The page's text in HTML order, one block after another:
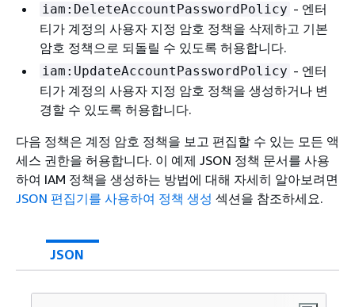
iam:DeleteAccountPasswordPolicy - 엔터
티가 계정의 사용자 지정 암호 정책을 삭제하고 기본
암호 정책으로 되돌릴 수 있도록 허용합니다.
iam:UpdateAccountPasswordPolicy - 엔터
티가 계정의 사용자 지정 암호 정책을 생성하거나 변
경할 수 있도록 허용합니다.
다음 정책은 계정 암호 정책을 보고 편집할 수 있는 모든 액
세스 권한을 허용합니다. 이 예제 JSON 정책 문서를 사용
하여 IAM 정책을 생성하는 방법에 대해 자세히 알아보려면
JSON 편집기를 사용하여 정책 생성 섹션을 참조하세요.
JSON